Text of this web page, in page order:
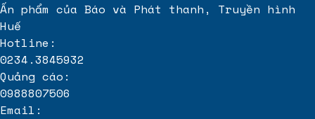
Ấn phẩm của Báo và Phát thanh, Truyền hình
Huế
Hotline:
0234.3845932
Quảng cáo:
0988807506
Email: